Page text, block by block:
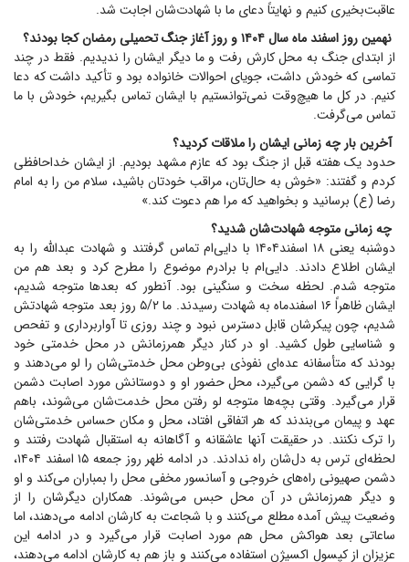
عاقبت‌بخیری کنیم و نهایتاً دعای ما با شهادت‌شان اجابت شد.
نهمین روز اسفند ماه سال ۱۴۰۴ و روز آغاز جنگ تحمیلی رمضان کجا بودند؟
از ابتدای جنگ به محل کارش رفت و ما دیگر ایشان را ندیدیم. فقط در چند
تماسی که خودش داشت، جویای احوالات خانواده بود و تأکید داشت که دعا
کنیم. در کل ما هیچ‌وقت نمی‌توانستیم با ایشان تماس بگیریم، خودش با ما
تماس می‌گرفت.
آخرین بار چه زمانی ایشان را ملاقات کردید؟
حدود یک هفته قبل از جنگ بود که عازم مشهد بودیم. از ایشان خداحافظی
کردم و گفتند: «خوش به حال‌تان، مراقب خودتان باشید، سلام من را به امام
رضا (ع) برسانید و بخواهید که مرا هم دعوت کند.»
چه زمانی متوجه شهادت‌شان شدید؟
دوشنبه یعنی ۱۸ اسفند۱۴۰۴ با دایی‌ام تماس گرفتند و شهادت عبدالله را به
ایشان اطلاع دادند. دایی‌ام با برادرم موضوع را مطرح کرد و بعد هم من
متوجه شدم. لحظه سخت و سنگینی بود. آنطور که بعد‌ها متوجه شدیم،
ایشان ظاهراً ۱۶ اسفندماه به شهادت رسیدند. ما ۵/۲ روز بعد متوجه شهادتش
شدیم، چون پیکرشان قابل دسترس نبود و چند روزی تا آواربرداری و تفحص
و شناسایی طول کشید. او در کنار دیگر همرزمانش در محل خدمتی خود
بودند که متأسفانه عده‌ای نفوذی بی‌وطن محل خدمتی‌شان را لو می‌دهند و
با گرایی که دشمن می‌گیرد، محل حضور او و دوستانش مورد اصابت دشمن
قرار می‌گیرد. وقتی بچه‌ها متوجه لو رفتن محل خدمت‌شان می‌شوند، باهم
عهد و پیمان می‌بندند که هر اتفاقی افتاد، محل و مکان حساس خدمتی‌شان
را ترک نکنند. در حقیقت آنها عاشقانه و آگاهانه به استقبال شهادت رفتند و
لحظه‌ای ترس به دل‌شان راه ندادند. در ادامه ظهر روز جمعه ۱۵ اسفند ۱۴۰۴،
دشمن صهیونی راه‌های خروجی و آسانسور مخفی محل را بمباران می‌کند و او
و دیگر همرزمانش در آن محل حبس می‌شوند. همکاران دیگرشان را از
وضعیت پیش آمده مطلع می‌کنند و با شجاعت به کارشان ادامه می‌دهند، اما
ساعاتی بعد هواکش محل هم مورد اصابت قرار می‌گیرد و در ادامه این
عزیزان از کپسول اکسیژن استفاده می‌کنند و باز هم به کارشان ادامه می‌دهند،